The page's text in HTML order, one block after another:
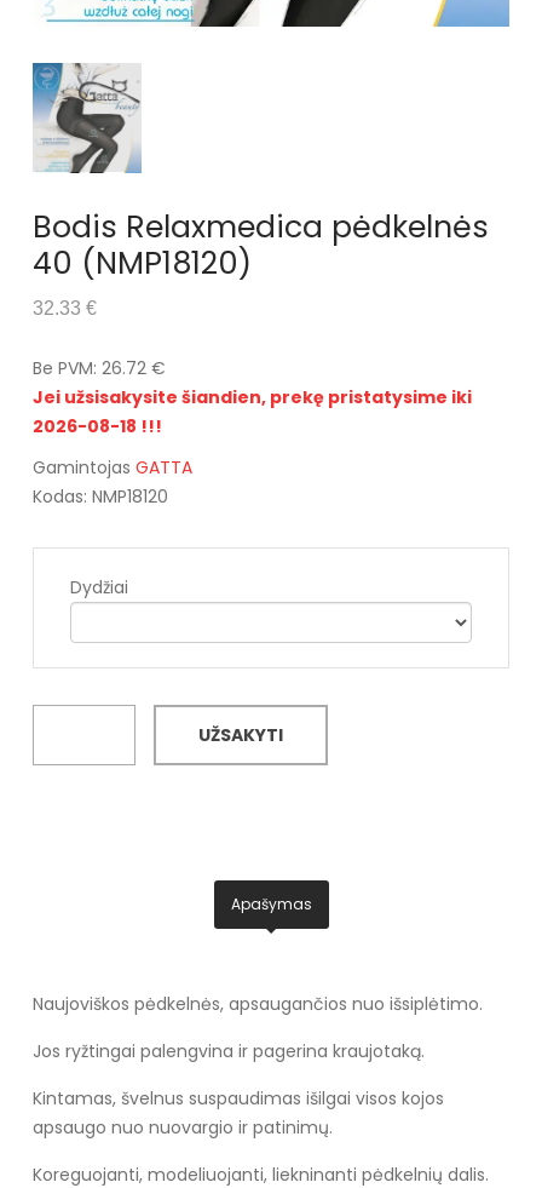
Bodis Relaxmedica pėdkelnės
40 (NMP18120)
32.33 €
Be PVM: 26.72 €
Jei užsisakysite šiandien, prekę pristatysime iki
2026-08-18 !!!
Gamintojas GATTA
Kodas: NMP18120
Dydžiai
UŽSAKYTI
Apašymas
Naujoviškos pėdkelnės, apsaugančios nuo išsiplėtimo.
Jos ryžtingai palengvina ir pagerina kraujotaką.
Kintamas, švelnus suspaudimas išilgai visos kojos
apsaugo nuo nuovargio ir patinimų.
Koreguojanti, modeliuojanti, liekninanti pėdkelnių dalis.